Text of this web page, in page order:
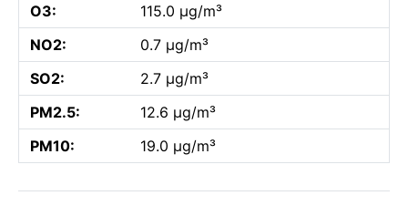
O3:
115.0 µg/m³
NO2:
0.7 µg/m³
SO2:
2.7 µg/m³
PM2.5:
12.6 µg/m³
PM10:
19.0 µg/m³